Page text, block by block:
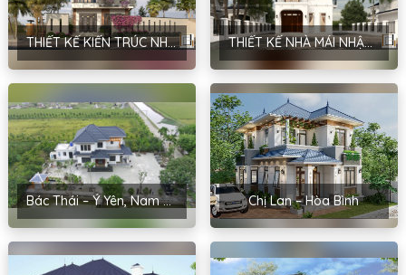
THIẾT KẾ KIẾN TRÚC NHÀ MÁI NHẬT PHONG CÁCH HIỆN ĐẠI TẠI HÀ NỘI – ANH MẠNH THIẾT KẾ NHÀ MÁI NHẬT PHONG CÁCH HIỆN ĐẠI TẠI HÀ NỘI – ANH ĐINH
Bác Thái – Ý Yên, Nam Định Chị Lan – Hòa Bình